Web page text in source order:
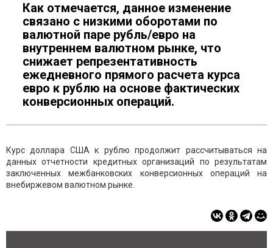
Как отмечается, данное изменение
связано с низкими оборотами по
валютной паре рубль/евро на
внутреннем валютном рынке, что
снижает репрезентативность
ежедневного прямого расчета курса
евро к рублю на основе фактических
конверсионных операций.
Курс доллара США к рублю продолжит рассчитываться на
данных отчетности кредитных организаций по результатам
заключенных межбанковских конверсионных операций на
внебиржевом валютном рынке.